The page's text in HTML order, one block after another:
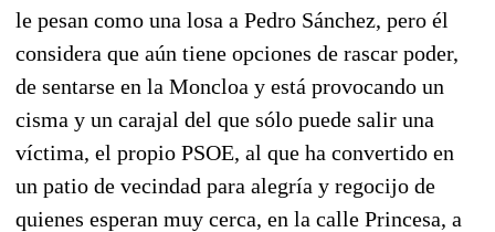
le pesan como una losa a Pedro Sánchez, pero él
considera que aún tiene opciones de rascar poder,
de sentarse en la Moncloa y está provocando un
cisma y un carajal del que sólo puede salir una
víctima, el propio PSOE, al que ha convertido en
un patio de vecindad para alegría y regocijo de
quienes esperan muy cerca, en la calle Princesa, a